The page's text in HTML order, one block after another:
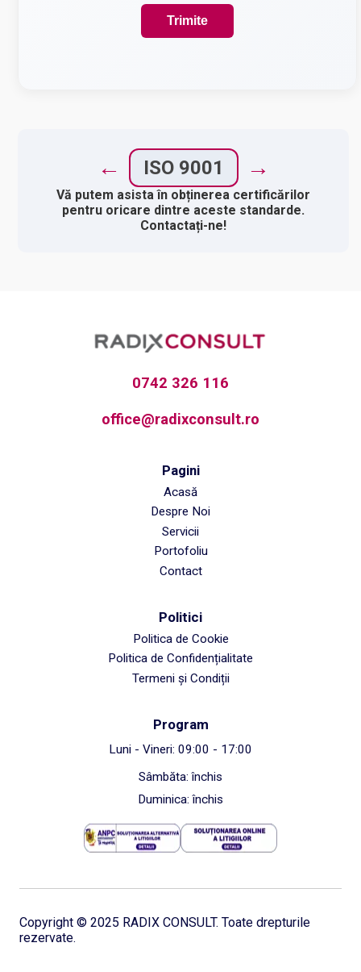
Trimite
← ISO 9001 →
Vă putem asista în obținerea certificărilor
pentru oricare dintre aceste standarde.
Contactați-ne!
0742 326 116
office@radixconsult.ro
Pagini
Acasă
Despre Noi
Servicii
Portofoliu
Contact
Politici
Politica de Cookie
Politica de Confidențialitate
Termeni și Condiții
Program
Luni - Vineri: 09:00 - 17:00
Sâmbăta: închis
Duminica: închis
Copyright © 2025 RADIX CONSULT. Toate drepturile
rezervate.